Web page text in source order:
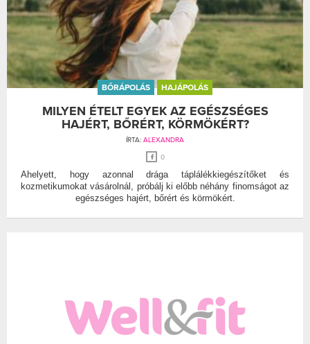
BŐRÁPOLÁS HAJÁPOLÁS
MILYEN ÉTELT EGYEK AZ EGÉSZSÉGES
HAJÉRT, BŐRÉRT, KÖRMÖKÉRT?
ÍRTA: ALEXANDRA
0
Ahelyett, hogy azonnal drága táplálékkiegészítőket és
kozmetikumokat vásárolnál, próbálj ki előbb néhány finomságot az
egészséges hajért, bőrért és körmökért.